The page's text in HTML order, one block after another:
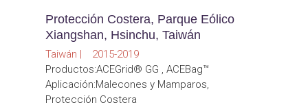
Protección Costera, Parque Eólico
Xiangshan, Hsinchu, Taiwán
Taiwán | 2015-2019
Productos:ACEGrid® GG , ACEBag™
Aplicación:Malecones y Mamparos,
Protección Costera